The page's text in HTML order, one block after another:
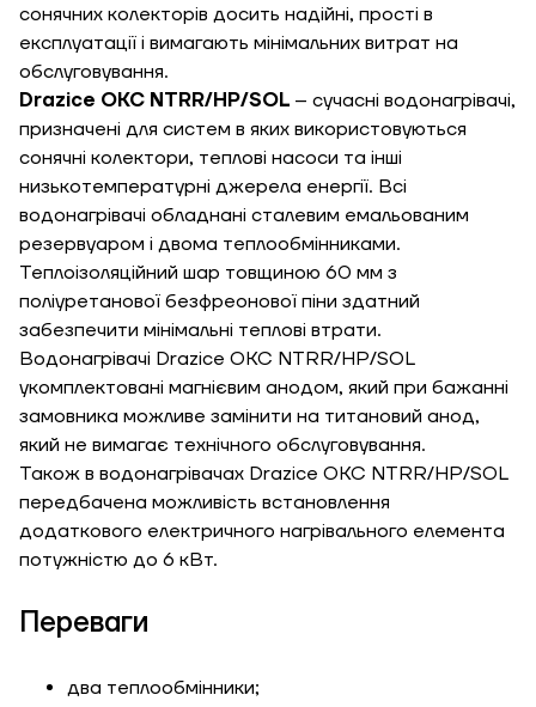
сонячних колекторів досить надійні, прості в
експлуатації і вимагають мінімальних витрат на
обслуговування.
Drazice OKC NTRR/HP/SOL – сучасні водонагрівачі,
призначені для систем в яких використовуються
сонячні колектори, теплові насоси та інші
низькотемпературні джерела енергії. Всі
водонагрівачі обладнані сталевим емальованим
резервуаром і двома теплообмінниками.
Теплоізоляційний шар товщиною 60 мм з
поліуретанової безфреонової піни здатний
забезпечити мінімальні теплові втрати.
Водонагрівачі Drazice OKC NTRR/HP/SOL
укомплектовані магнієвим анодом, який при бажанні
замовника можливе замінити на титановий анод,
який не вимагає технічного обслуговування.
Також в водонагрівачах Drazice OKC NTRR/HP/SOL
передбачена можливість встановлення
додаткового електричного нагрівального елемента
потужністю до 6 кВт.
Переваги
два теплообмінники;
Висота, м
Ширина, м
Довжина, м
Ступінь
утеплення, Вт/м
Гарно утеплений, 55
Необхідна
потужність, кВт
Замовити
Зворотній дзвінок
Надіслати
Надіслати
Кошик